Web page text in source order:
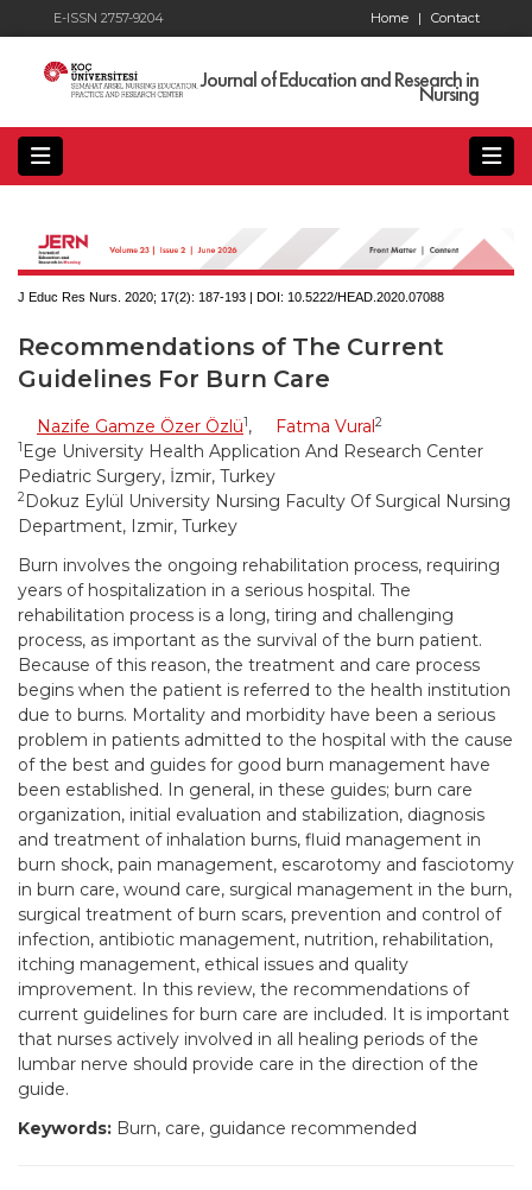
E-ISSN 2757-9204 Contact
Home |
Journal of Education and Research in
Nursing
J Educ Res Nurs. 2020; 17(2): 187-193 | DOI: 10.5222/HEAD.2020.07088
Recommendations of The Current
Guidelines For Burn Care
Nazife Gamze Özer Özlü1, Fatma Vural2
1 Ege University Health Application And Research Center
Pediatric Surgery, İzmir, Turkey
2Dokuz Eylül University Nursing Faculty Of Surgical Nursing
Department, Izmir, Turkey
Burn involves the ongoing rehabilitation process, requiring
years of hospitalization in a serious hospital. The
rehabilitation process is a long, tiring and challenging
process, as important as the survival of the burn patient.
Because of this reason, the treatment and care process
begins when the patient is referred to the health institution
due to burns. Mortality and morbidity have been a serious
problem in patients admitted to the hospital with the cause
of the best and guides for good burn management have
been established. In general, in these guides; burn care
organization, initial evaluation and stabilization, diagnosis
and treatment of inhalation burns, fluid management in
burn shock, pain management, escarotomy and fasciotomy
in burn care, wound care, surgical management in the burn,
surgical treatment of burn scars, prevention and control of
infection, antibiotic management, nutrition, rehabilitation,
itching management, ethical issues and quality
improvement. In this review, the recommendations of
current guidelines for burn care are included. It is important
that nurses actively involved in all healing periods of the
lumbar nerve should provide care in the direction of the
guide.
Keywords: Burn, care, guidance recommended